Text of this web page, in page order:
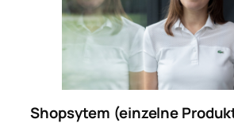
Shopsytem (einzelne